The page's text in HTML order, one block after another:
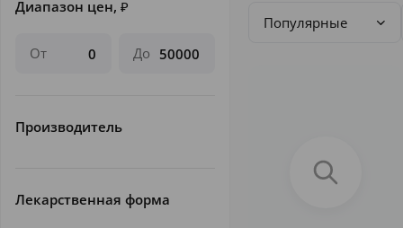
Диапазон цен, ₽
От До
Производитель
Лекарственная форма
Популярные